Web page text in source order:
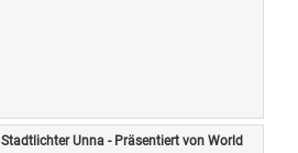
Stadtlichter Unna - Präsentiert von World